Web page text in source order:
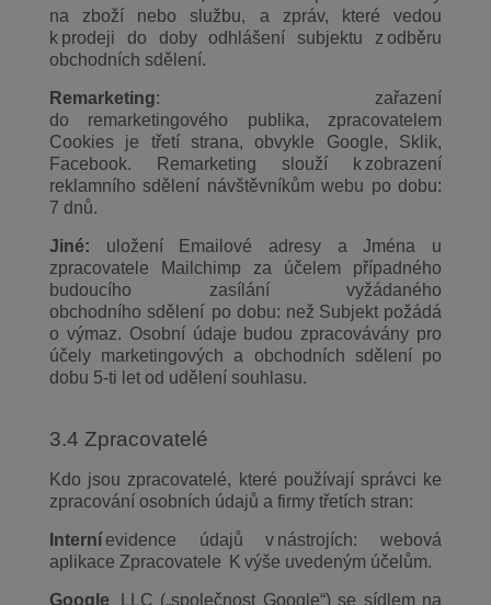
na zboží nebo službu, a zpráv, které vedou
k prodeji do doby odhlášení subjektu z odběru
obchodních sdělení.
Remarketing: zařazení
do remarketingového publika, zpracovatelem
Cookies je třetí strana, obvykle Google, Sklik,
Facebook. Remarketing slouží k zobrazení
reklamního sdělení návštěvníkům webu po dobu:
7 dnů.
Jiné: uložení Emailové adresy a Jména u
zpracovatele Mailchimp za účelem případného
budoucího zasílání vyžádaného
obchodního sdělení po dobu: než Subjekt požádá
o výmaz. Osobní údaje budou zpracovávány pro
účely marketingových a obchodních sdělení po
dobu 5-ti let od udělení souhlasu.
3.4 Zpracovatelé
Kdo jsou zpracovatelé, které používají správci ke
zpracování osobních údajů a firmy třetích stran:
Interníevidence údajů v nástrojích: webová
aplikace Zpracovatele K výše uvedeným účelům.
Google LLC („společnost Google“) se sídlem na